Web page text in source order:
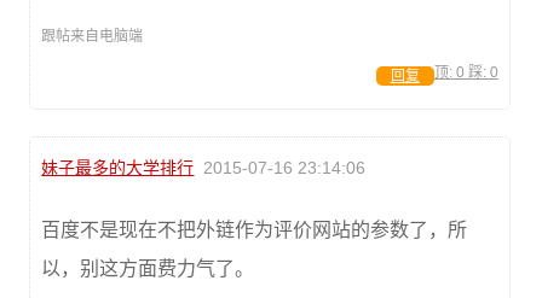
跟帖来自电脑端
顶: 0 踩: 0
回复
妹子最多的大学排行 2015-07-16 23:14:06
百度不是现在不把外链作为评价网站的参数了，所
以，别这方面费力气了。